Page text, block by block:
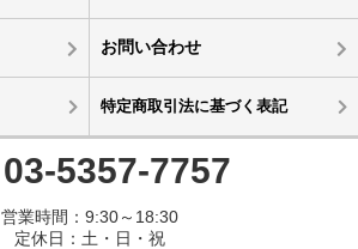
お問い合わせ
特定商取引法に基づく表記
03-5357-7757
営業時間：9:30～18:30
定休日：土・日・祝